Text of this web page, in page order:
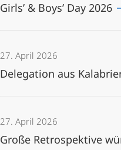
Girls’ & Boys’ Day 2026
27. April 2026
Delegation aus
27. April 2026
Große Retrospektive